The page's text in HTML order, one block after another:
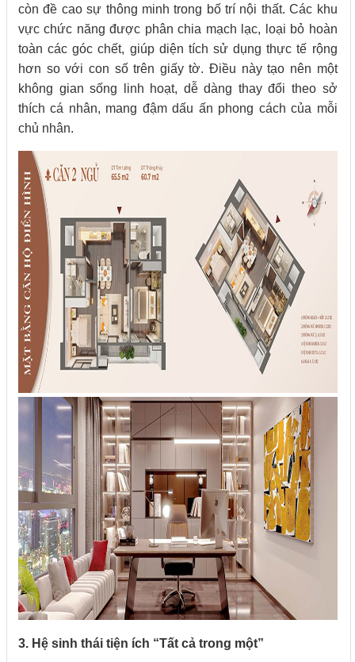
còn đề cao sự thông minh trong bố trí nội thất. Các khu
vực chức năng được phân chia mạch lạc, loại bỏ hoàn
toàn các góc chết, giúp diện tích sử dụng thực tế rộng
hơn so với con số trên giấy tờ. Điều này tạo nên một
không gian sống linh hoạt, dễ dàng thay đổi theo sở
thích cá nhân, mang đậm dấu ấn phong cách của mỗi
chủ nhân.
3. Hệ sinh thái tiện ích “Tất cả trong một”